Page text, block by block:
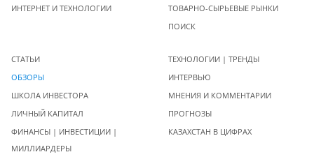
ИНТЕРНЕТ И ТЕХНОЛОГИИ
ТОВАРНО-СЫРЬЕВЫЕ РЫНКИ
ПОИСК
СТАТЬИ
ОБЗОРЫ
ШКОЛА ИНВЕСТОРА
ЛИЧНЫЙ КАПИТАЛ
ФИНАНСЫ | ИНВЕСТИЦИИ |
МИЛЛИАРДЕРЫ
ТЕХНОЛОГИИ | ТРЕНДЫ
ИНТЕРВЬЮ
МНЕНИЯ И КОММЕНТАРИИ
ПРОГНОЗЫ
КАЗАХСТАН В ЦИФРАХ